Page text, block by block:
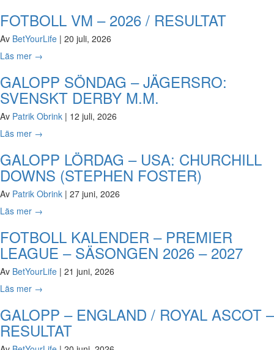
FOTBOLL VM – 2026 / RESULTAT
Av BetYourLife | 20 juli, 2026
Läs mer →
GALOPP SÖNDAG – JÄGERSRO:
SVENSKT DERBY M.M.
Av Patrik Obrink | 12 juli, 2026
Läs mer →
GALOPP LÖRDAG – USA: CHURCHILL
DOWNS (STEPHEN FOSTER)
Av Patrik Obrink | 27 juni, 2026
Läs mer →
FOTBOLL KALENDER – PREMIER
LEAGUE – SÄSONGEN 2026 – 2027
Av BetYourLife | 21 juni, 2026
Läs mer →
GALOPP – ENGLAND / ROYAL ASCOT –
RESULTAT